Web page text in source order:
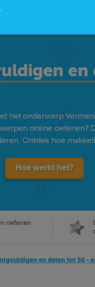
het onderwerp
online oefenen?
Ontdek hoe
Hoe werkt het?
oefenen
en delen tot 50 -